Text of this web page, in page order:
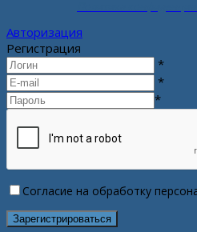
Авторизация
Регистрация
*
*
*
Согласие на обработку